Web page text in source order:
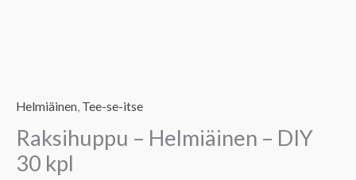
Helmiäinen, Tee-se-itse
Raksihuppu – Helmiäinen – DIY
30 kpl